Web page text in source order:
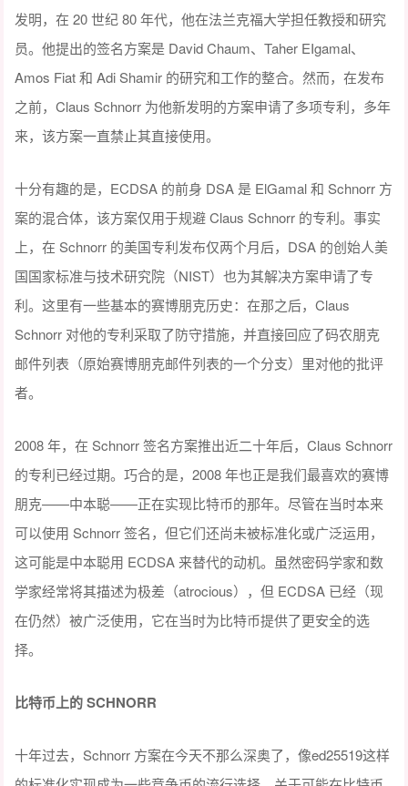
发明，在 20 世纪 80 年代，他在法兰克福大学担任教授和研究
员。他提出的签名方案是 David Chaum、Taher EIgamal、
Amos Fiat 和 Adi Shamir 的研究和工作的整合。然而，在发布
之前，Claus Schnorr 为他新发明的方案申请了多项专利，多年
来，该方案一直禁止其直接使用。
十分有趣的是，ECDSA 的前身 DSA 是 ElGamal 和 Schnorr 方
案的混合体，该方案仅用于规避 Claus Schnorr 的专利。事实
上，在 Schnorr 的美国专利发布仅两个月后，DSA 的创始人美
国国家标准与技术研究院（NIST）也为其解决方案申请了专
利。这里有一些基本的赛博朋克历史：在那之后，Claus
Schnorr 对他的专利采取了防守措施，并直接回应了码农朋克
邮件列表（原始赛博朋克邮件列表的一个分支）里对他的批评
者。
2008 年，在 Schnorr 签名方案推出近二十年后，Claus Schnorr
的专利已经过期。巧合的是，2008 年也正是我们最喜欢的赛博
朋克——中本聪——正在实现比特币的那年。尽管在当时本来
可以使用 Schnorr 签名，但它们还尚未被标准化或广泛运用，
这可能是中本聪用 ECDSA 来替代的动机。虽然密码学家和数
学家经常将其描述为极差（atrocious），但 ECDSA 已经（现
在仍然）被广泛使用，它在当时为比特币提供了更安全的选
择。
比特币上的 SCHNORR
十年过去，Schnorr 方案在今天不那么深奥了，像ed25519这样